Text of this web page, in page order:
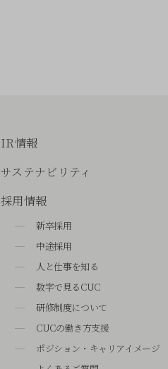
IR情報
サステナビリティ
採用情報
新卒採用
中途採用
人と仕事を知る
数字で見るCUC
研修制度について
CUCの働き方支援
ポジション・キャリアイメージ